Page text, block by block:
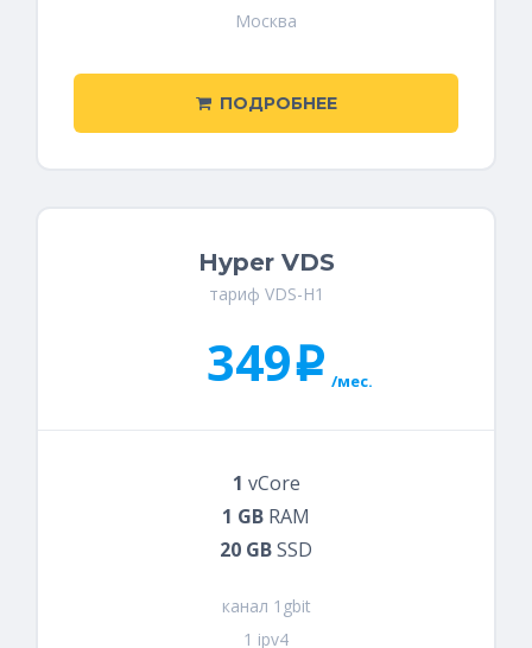
Москва
ПОДРОБНЕЕ
Hyper VDS
тариф VDS-H1
349i /мес.
1 vCore
1 GB RAM
20 GBSSD
канал 1gbit
1 ipv4